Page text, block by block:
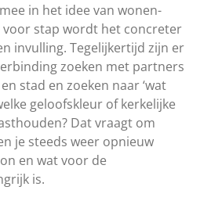
in het idee van wonen-
voor stap wordt het concreter
invulling. Tegelijkertijd zijn er
zoeken met partners
stad en zoeken naar ‘wat
geloofskleur of kerkelijke
Dat vraagt om
je steeds weer opnieuw
en wat voor de
is.